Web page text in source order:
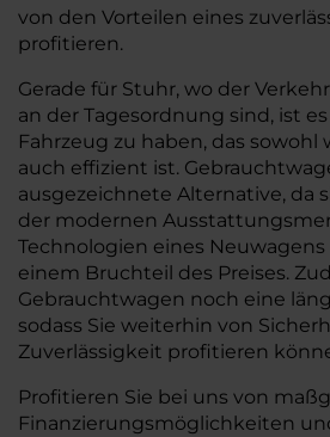
von den Vorteilen eines
profitieren.
Gerade für Stuhr, wo der
an der Tagesordnung sind, ist
Fahrzeug zu haben, das sowohl
auch effizient ist.
ausgezeichnete Alternative, da
der modernen
Technologien eines
einem Bruchteil des Preises.
Gebrauchtwagen noch eine
sodass Sie weiterhin von
Zuverlässigkeit profitieren
Profitieren Sie bei uns von
Finanzierungsmöglichkeiten